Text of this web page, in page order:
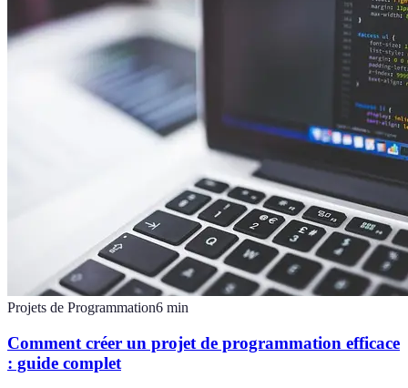
Projets de Programmation6 min
Comment créer un projet de programmation efficace
: guide complet